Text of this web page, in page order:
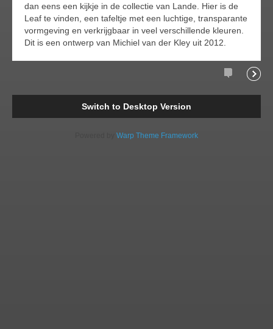
dan eens een kijkje in de collectie van Lande. Hier is de
Leaf te vinden, een tafeltje met een luchtige, transparante
vormgeving en verkrijgbaar in veel verschillende kleuren.
Dit is een ontwerp van Michiel van der Kley uit 2012.
Comments
Switch to Desktop Version
Warp Theme Framework